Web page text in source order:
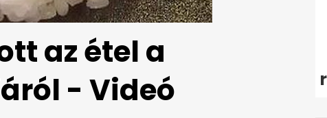
az étel a
- Videó